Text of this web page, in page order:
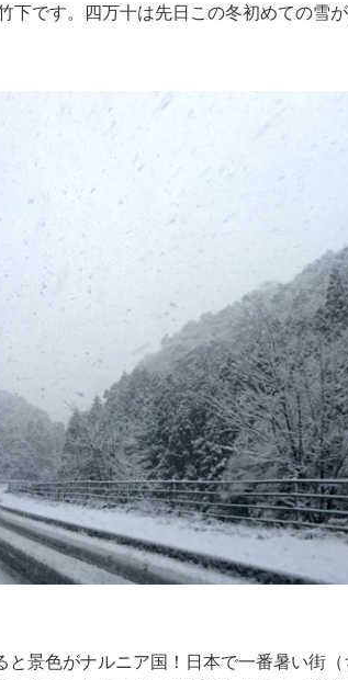
下です。四万十は先日この冬初めての雪が
景色がナルニア国！日本で一番暑い街